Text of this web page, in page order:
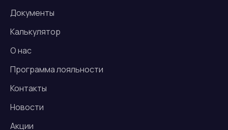
Документы
Калькулятор
О нас
Программа лояльности
Контакты
Новости
Акции